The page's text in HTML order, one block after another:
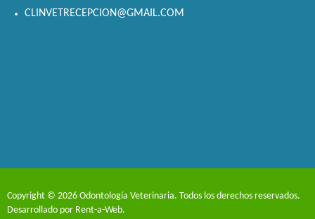
CLINVETRECEPCION@GMAIL.COM
Copyright © 2026 Odontología Veterinaria. Todos los derechos reservados.
Desarrollado por Rent-a-Web.